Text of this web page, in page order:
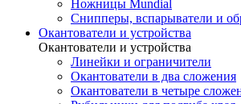
Ножницы Mundial
Снипперы, вспарыватели и
Окантователи и устройства
Окантователи и устройства
Линейки и ограничители
Окантователи в два сложения
Окантователи в четыре